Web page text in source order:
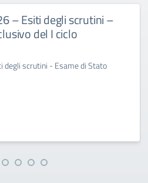
– Esiti degli scrutini –
del I ciclo
scrutini - Esame di Stato